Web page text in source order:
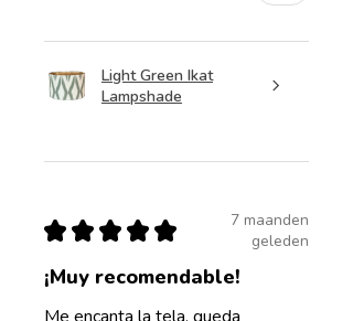
Light Green Ikat
Lampshade
★ ★ ★ ★ ★
7 maanden
geleden
¡Muy recomendable!